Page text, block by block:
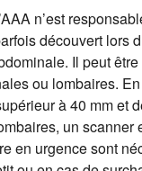
n’est
découvert lors
Il peut
ou lombaires.
à 40 mm et
un scanner
en urgence sont